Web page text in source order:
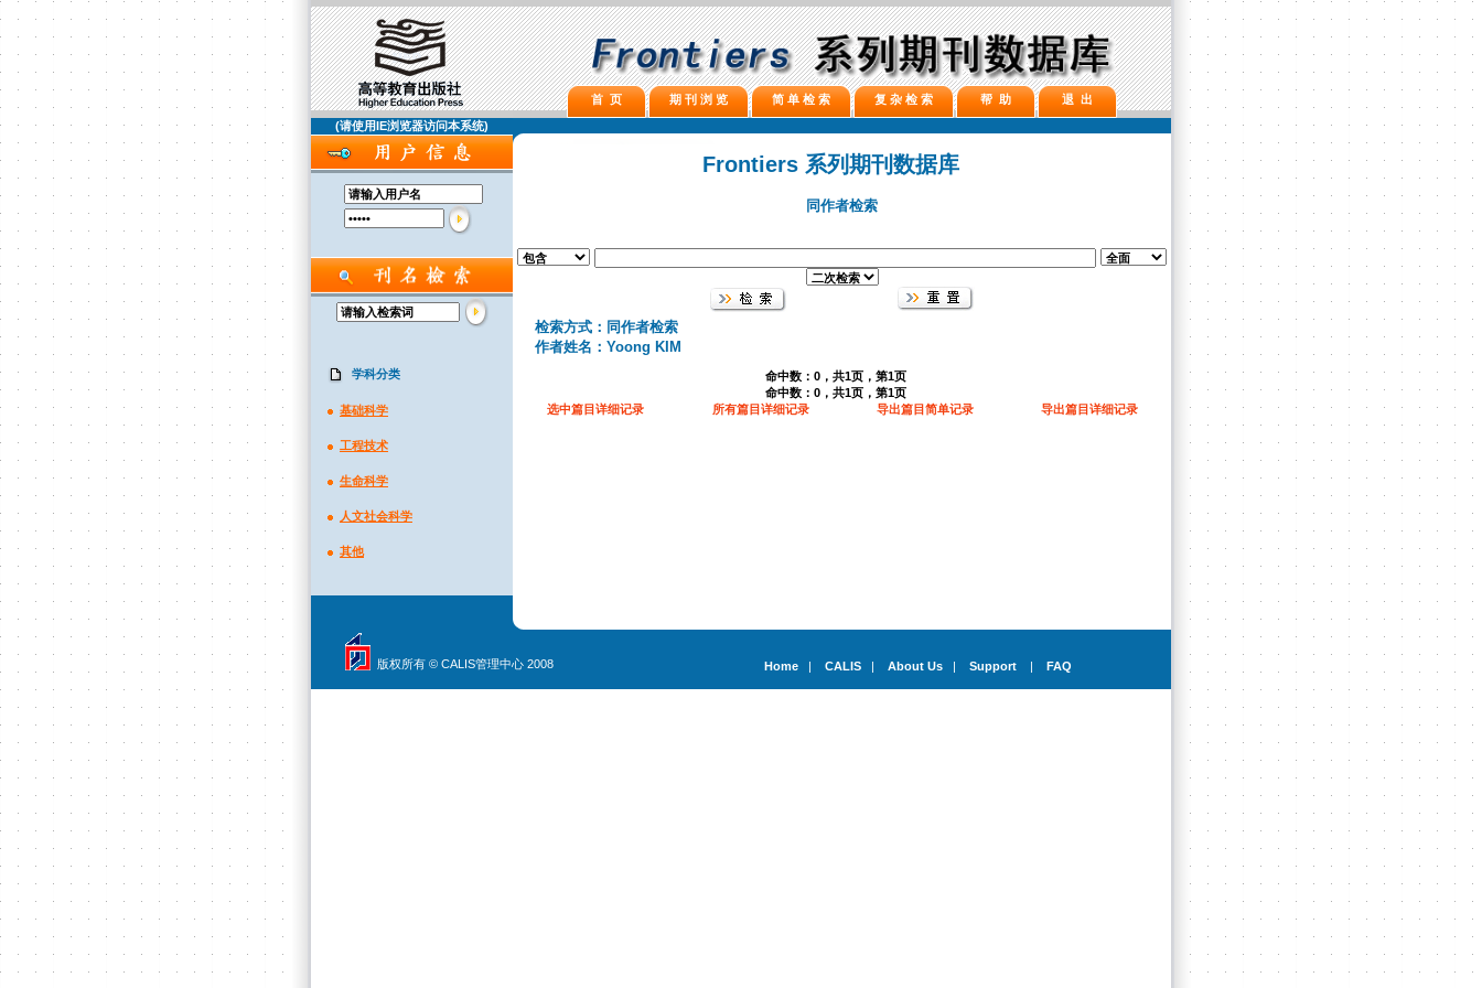
首 页 期 刊 浏 览 简 单 检 索 复 杂 检 索 帮 助 退 出
(请使用IE浏览器访问本系统)
学科分类
基础科学
工程技术
生命科学
人文社会科学
其他
Frontiers 系列期刊数据库
同作者检索
检索方式：同作者检索
作者姓名：Yoong KIM
命中数：0，共1页，第1页
命中数：0，共1页，第1页
选中篇目详细记录
所有篇目详细记录 导出篇目简单记录 导出篇目详细记录
版权所有 © CALIS管理中心 2008 Home| CALIS| About Us| Support| FAQ